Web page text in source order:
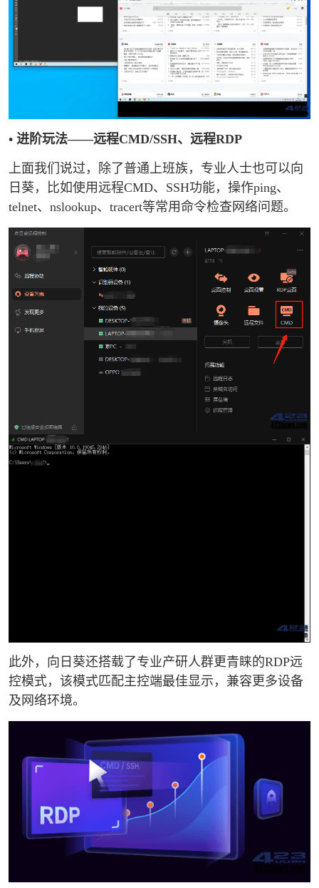
• 进阶玩法——远程CMD/SSH、远程RDP
上面我们说过，除了普通上班族，专业人士也可以向
日葵，比如使用远程CMD、SSH功能，操作ping、
telnet、nslookup、tracert等常用命令检查网络问题。
此外，向日葵还搭载了专业产研人群更青睐的RDP远
控模式，该模式匹配主控端最佳显示，兼容更多设备
及网络环境。